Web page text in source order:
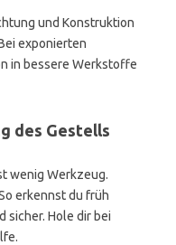
und Konstruktion
exponierten
in bessere Werkstoffe
des Gestells
wenig Werkzeug.
erkennst du früh
sicher. Hole dir bei